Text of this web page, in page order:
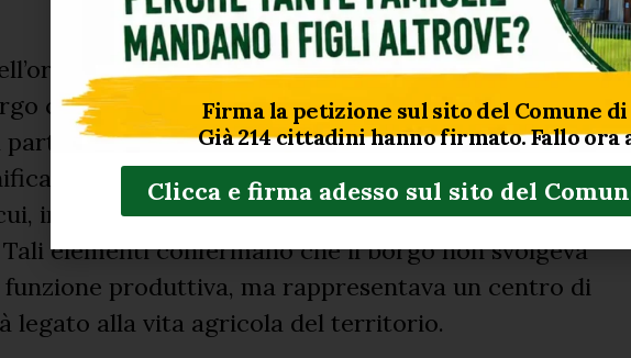
insediativa, Cascina Assiano è stata
cascinale ampio e articolato. Negli anni Settanta,
centrale lungo via Cusago ha determinato una
dell’impianto originario, lasciando un
in passato, si affacciavano anche un’osteria e
elementi confermano che il borgo non svolgeva
funzione produttiva, ma rappresentava un centro di
legato alla vita agricola del territorio.
Clicca e firma adesso sul sito del
Firma la petizione sul sito del Comune
Già214cittadini hanno firmato. Fallo ora